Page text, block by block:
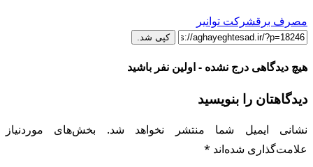
مصرف برقشرکت توانیر
کپی شد.
هیچ دیدگاهی درج نشده - اولین نفر باشید
دیدگاهتان را بنویسید
نشانی ایمیل شما منتشر نخواهد شد.
بخش‌های موردنیاز
علامت‌گذاری شده‌اند *